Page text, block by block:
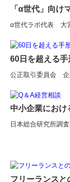
「α世代」向け
α世代ラボ代表 大
60日を超える
公正取引委員会
中小企業におけ
日本総合研究所
フリーランスと